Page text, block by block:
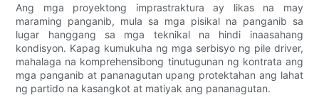
Ang mga proyektong imprastraktura ay likas na may
maraming panganib, mula sa mga pisikal na panganib sa
lugar hanggang sa mga teknikal na hindi inaasahang
kondisyon. Kapag kumukuha ng mga serbisyo ng pile driver,
mahalaga na komprehensibong tinutugunan ng kontrata ang
mga panganib at pananagutan upang protektahan ang lahat
ng partido na kasangkot at matiyak ang pananagutan.